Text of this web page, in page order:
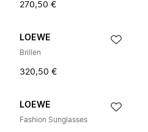
270,50 €
LOEWE
Brillen
320,50 €
LOEWE
Fashion Sunglasses